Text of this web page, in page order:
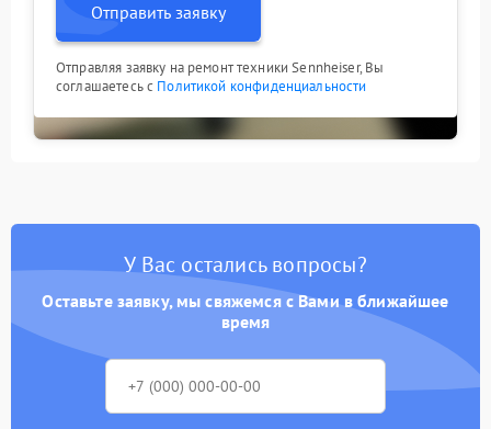
Отправить заявку
Отправляя заявку на ремонт техники Sennheiser, Вы
соглашаетесь с Политикой конфиденциальности
У Вас остались вопросы?
Оставьте заявку, мы свяжемся с Вами в ближайшее
время